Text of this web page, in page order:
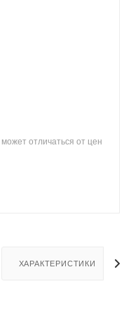
отличаться от цен
ХАРАКТЕРИСТИКИ